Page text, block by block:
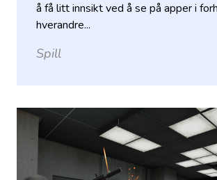
å få litt innsikt ved å se på apper i
hverandre...
Spill